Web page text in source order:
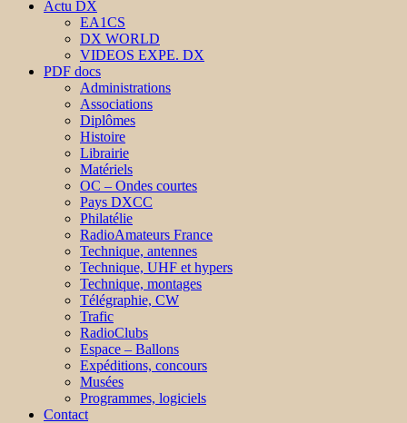
Actu DX
EA1CS
DX WORLD
VIDEOS EXPE. DX
PDF docs
Administrations
Associations
Diplômes
Histoire
Librairie
Matériels
OC – Ondes courtes
Pays DXCC
Philatélie
RadioAmateurs France
Technique, antennes
Technique, UHF et hypers
Technique, montages
Télégraphie, CW
Trafic
RadioClubs
Espace – Ballons
Expéditions, concours
Musées
Programmes, logiciels
Contact